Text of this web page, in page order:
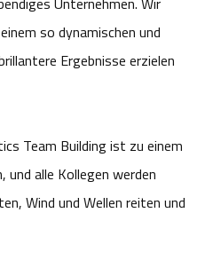
so dynamischen und
Ergebnisse erzielen
Team Building ist zu einem
und alle Kollegen werden
Wind und Wellen reiten und